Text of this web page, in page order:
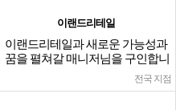
이랜드리테일
이랜드리테일과 새로운 가능성과
꿈을 펼쳐갈 매니저님을 구인합니
전국 지점